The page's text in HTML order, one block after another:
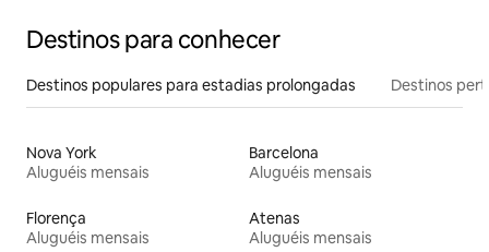
Destinos para conhecer
Destinos populares para estadias prolongadas Destinos
Nova York
Aluguéis mensais
Barcelona
Aluguéis mensais
Florença
Aluguéis mensais
Atenas
Aluguéis mensais